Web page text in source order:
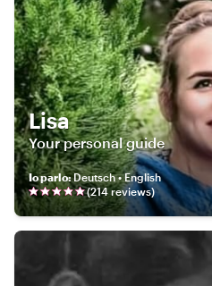
Lisa
Your personal guide
Io parlo:Deutsch • English
(214reviews)